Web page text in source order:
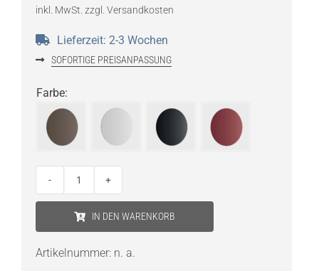
inkl. MwSt. zzgl. Versandkosten
Lieferzeit: 2-3 Wochen
SOFORTIGE PREISANPASSUNG
Farbe:
IN DEN WARENKORB
Artikelnummer: n. a.